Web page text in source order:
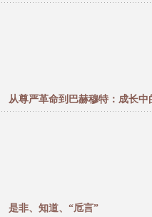
从尊严革命到巴赫穆特：成长中
是非、知道、“卮言”